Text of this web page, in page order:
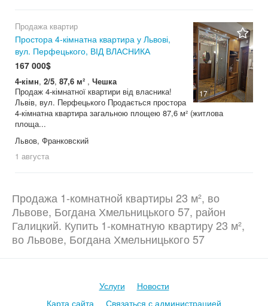
17
Продажа квартир
Простора 4-кімнатна квартира у Львові,
вул. Перфецького, ВІД ВЛАСНИКА
167 000$
4-кімн, 2/5, 87,6 м² , Чешка
Продаж 4-кімнатної квартири від власника!
Львів, вул. Перфецького Продається простора
4-кімнатна квартира загальною площею 87,6 м² (житлова
площа...
Львов, Франковский
1 августа
Продажа 1-комнатной квартиры 23 м², во
Львове, Богдана Хмельницького 57, район
Галицкий. Купить 1-комнатную квартиру 23 м²,
во Львове, Богдана Хмельницького 57
Услуги
Новости
Карта сайта
Связаться с администрацией